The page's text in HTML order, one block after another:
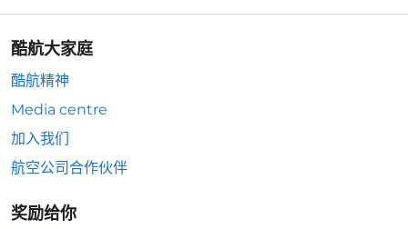
酷航大家庭
酷航精神
Media centre
加入我们
航空公司合作伙伴
奖励给你